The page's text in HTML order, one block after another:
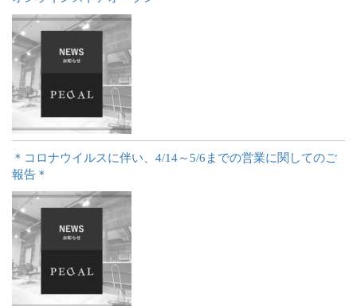
＊コロナウイルスに伴い、4/14～5/6までの営業に関してのご
報告＊